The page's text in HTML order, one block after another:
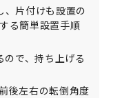
、片付けも設置の
る簡単設置手順
で、持ち上げる
後左右の転倒角度